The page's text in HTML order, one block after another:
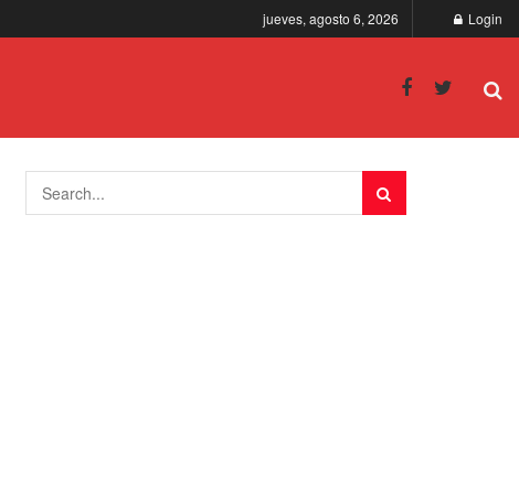
jueves, agosto 6, 2026 Login